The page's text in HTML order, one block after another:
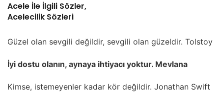
Acele İle İlgili Sözler,
Acelecilik Sözleri
Güzel olan sevgili değildir, sevgili olan güzeldir. Tolstoy
İyi dostu olanın, aynaya ihtiyacı yoktur. Mevlana
Kimse, istemeyenler kadar kör değildir. Jonathan Swift